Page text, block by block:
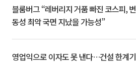
블룸버그 “레버리지 거품 빠진 코스피, 변
동성 최악 국면 지났을 가능성”
영업익으로 이자도 못 낸다…건설 한계기